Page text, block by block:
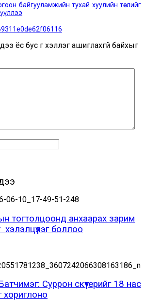
байгууламжийн тухай хуулийн төслийг
ёс бус үг хэллэг ашиглахгүй байхыг
тогтолцоонд анхаарах зарим
боллоо
Суррон скүүтерийг 18 нас
хориглоно